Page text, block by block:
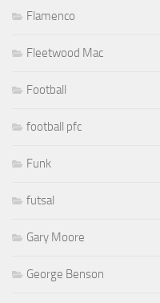
Flamenco
Fleetwood Mac
Football
football pfc
Funk
futsal
Gary Moore
George Benson